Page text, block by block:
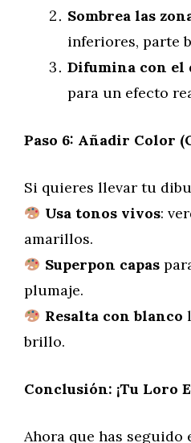
Sombrea las
inferiores, parte
Difumina con el
para un efecto
Paso 6: Añadir Color
Si quieres llevar tu
Usa tonos vivos:
amarillos.
Superpon capas
plumaje.
Resalta con blanco
brillo.
Conclusión: ¡Tu Loro
Ahora que has seguido